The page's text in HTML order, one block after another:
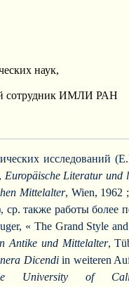
наук,
сотрудник ИМЛИ РАН
исследований
Europäische Literatur und
Mittelalter, Wien, 1962
ср. также работы более
« The Grand Style
Antike und Mittelalter,
Dicendiin weiteren
University of